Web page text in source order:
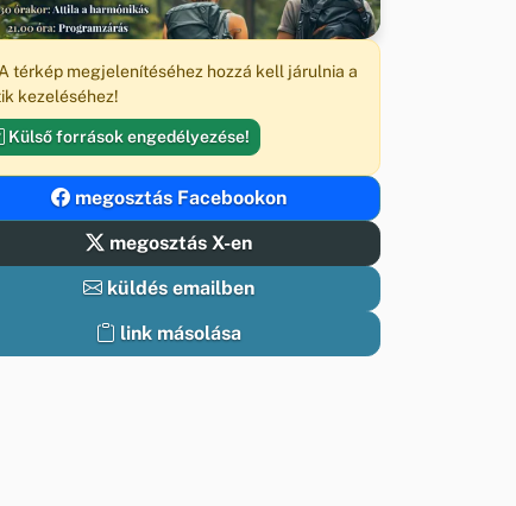
A térkép megjelenítéséhez hozzá kell járulnia a
kezeléséhez!
Külső források engedélyezése!
megosztás Facebookon
megosztás X-en
küldés emailben
link másolása